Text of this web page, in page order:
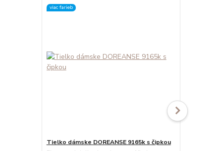
viac farieb
Tielko dámske DOREANSE 9165k s čipkou